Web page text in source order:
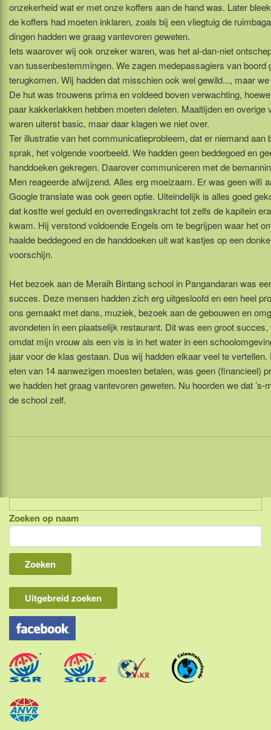
onzekerheid wat er met onze koffers aan de hand was. Later
de koffers had moeten inklaren, zoals bij een vliegtuig de
dingen hadden we graag vantevoren geweten.
Iets waarover wij ook onzeker waren, was het al-dan-niet
van tussenbestemmingen. We zagen medepassagiers van boord
terugkomen. Wij hadden dat misschien ook wel gewild..., maar
De hut was trouwens prima en voldeed boven verwachting,
paar kakkerlakken hebben moeten deleten. Maaltijden en overige
waren uiterst basic, maar daar klagen we niet over.
Ter illustratie van het communicatieprobleem, dat er niemand aan
sprak, het volgende voorbeeld. We hadden geen beddegoed en
handdoeken gekregen. Daarover communiceren met de
Men reageerde afwijzend. Alles erg moeizaam. Er was geen wifi
Google translate was ook geen optie. Uiteindelijk is alles goed
dat kostte wel geduld en overredingskracht tot zelfs de kapitein
kwam. Hij verstond voldoende Engels om te begrijpen waar het
haalde beddegoed en de handdoeken uit wat kastjes op een
voorschijn.
Het bezoek aan de Meraih Bintang school in Pangandaran was
succes. Deze mensen hadden zich erg uitgesloofd en een heel
ons gemaakt met dans, muziek, bezoek aan de gebouwen en
avondeten in een plaatselijk restaurant. Dit was een groot
omdat mijn vrouw als een vis is in het water in een
jaar voor de klas gestaan. Dus wij hadden elkaar veel te vertellen.
eten van 14 aanwezigen moesten betalen, was geen (financieel)
we hadden het graag vantevoren geweten. Nu hoorden we dat ’s-
de school zelf.
Indonesië, eilandcombinaties
Bali
Lombok
Flores & Komodo
Overige Sunda eilanden
Java
Kalimantan
Molukken
Zoeken op naam
Uitgebreid zoeken